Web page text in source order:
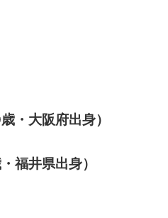
・大阪府出身）
福井県出身）